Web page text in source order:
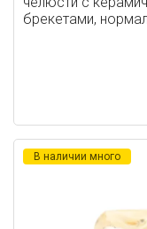
брекетами,
В наличии много